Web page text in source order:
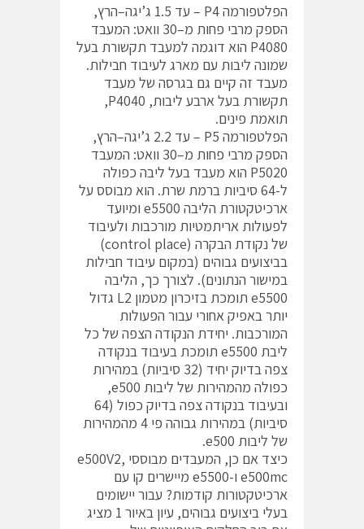
הפלטפורמה P4 – עד 1.5 ג’יגה–הרץ,
הספק מרבי פחות מ–30 וואט: המעבד
P4080 הוא דוגמה למעבד תקשורת בעל
שמונה ליבות עם מארג לעיבוד חבילות.
מעבד זה קיים גם בגרסה של מעבד
תקשורת בעל ארבע ליבות, P4040,
תואמת פינים.
הפלטפורמה P5 – עד 2.2 ג’יגה–הרץ,
הספק מרבי פחות מ–30 וואט: המעבד
P5020 הוא מעבד בעל ליבה כפולה
ל-64 סיביות ברמת שרת. הוא מבוסס על
ארכיטקטורת הליבה e5500 ומיועד
לפעולות אריתמטיות מורכבות ולעיבוד
של נקודת הבקרה (control place)
בביצועים גבוהים (במקום עיבוד חבילות
במישור הנתונים). לצורך כך, הליבה
e5500 תומכת בזיכרון מטמון L2 גדול
יותר באפיק אחורי עבור הפעולות
המורכבות. יחידת הנקודה הצפה של כל
ליבת e5500 תומכת בעיבוד בנקודה
צפה בדיוק יחיד (32 סיביות) במהירות
כפולה מהמהירות של ליבות e500,
ובעיבוד בנקודה צפה בדיוק כפול (64
סיביות) במהירות גבוהה פי 4 מהמהירות
של ליבות e500.
כיצד אם כן, המעבדים מבוססי e500V2,
e500mc ו-e5500 מיישרים קו עם
ארכיטקטורות קודמות? עבור יישומים
בעלי ביצועים גבוהים, עיון באיור 1 מציג